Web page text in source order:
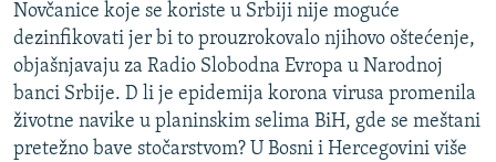
TV LIBERTY
POST SCRIPTUM
MOJA EVROPA
TRI DECENIJE OD RATA U BIH
Sve RFE/RL stranice
Novčanice koje se koriste u Srbiji nije moguće
dezinfikovati jer bi to prouzrokovalo njihovo oštećenje,
objašnjavaju za Radio Slobodna Evropa u Narodnoj
banci Srbije. D li je epidemija korona virusa promenila
životne navike u planinskim selima BiH, gde se meštani
pretežno bave stočarstvom? U Bosni i Hercegovini više